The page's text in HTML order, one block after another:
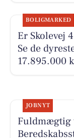
BOLIGMARKED
Er Skolevej
Se de
17.895.000
JOBNYT
Fuldmægtig